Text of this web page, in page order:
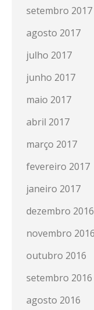
setembro 2017
agosto 2017
julho 2017
junho 2017
maio 2017
abril 2017
março 2017
fevereiro 2017
janeiro 2017
dezembro 2016
novembro 2016
outubro 2016
setembro 2016
agosto 2016